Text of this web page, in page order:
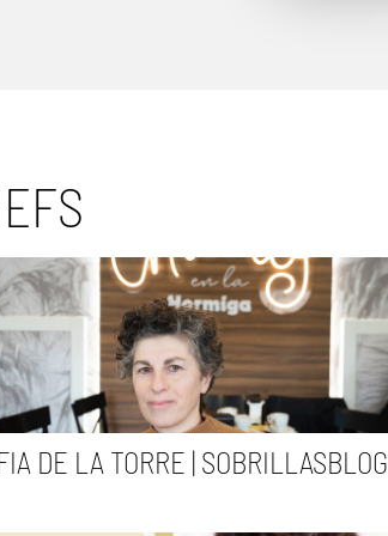
DE LA TORRE | SOBRILLASBLOG